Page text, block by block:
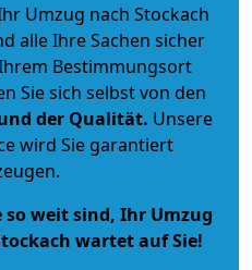
Umzug nach Stockach
alle Ihre Sachen sicher
Bestimmungsort
Sie sich selbst von den
der Qualität. Unsere
wird Sie garantiert
so weit sind, Ihr Umzug
wartet auf Sie!